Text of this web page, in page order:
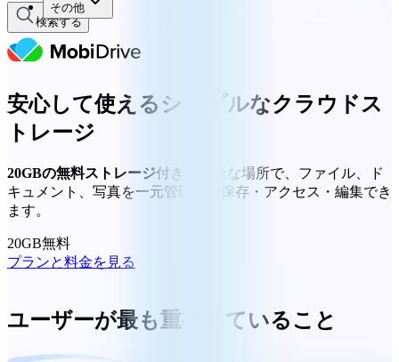
その他
検索する
安心して使えるシンプルなクラウドス
トレージ
20GBの無料ストレージ付きの安全な場所で、ファイル、ド
キュメント、写真を一元管理し、保存・アクセス・編集でき
ます。
20GB無料
プランと料金を見る
ユーザーが最も重視していること